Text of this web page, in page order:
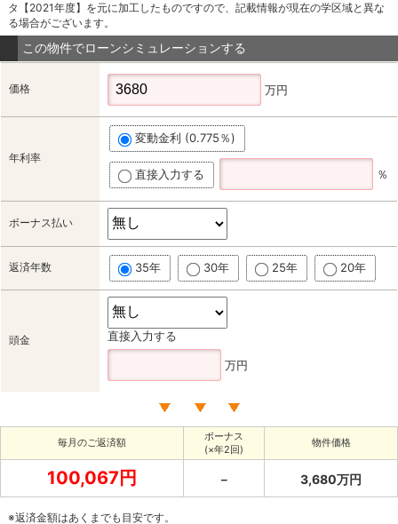
タ【2021年度】を元に加工したものですので、記載情報が現在の学区域と異な
る場合がございます。
この物件でローンシミュレーションする
価格 万円
年利率
変動金利 (0.775％)
直接入力する ％
ボーナス払い
返済年数 35年 30年 25年 20年
頭金 直接入力する
万円
毎月のご返済額
ボーナス
(×年2回)
物件価格
100,067円 － 3,680万円
※返済金額はあくまでも目安です。